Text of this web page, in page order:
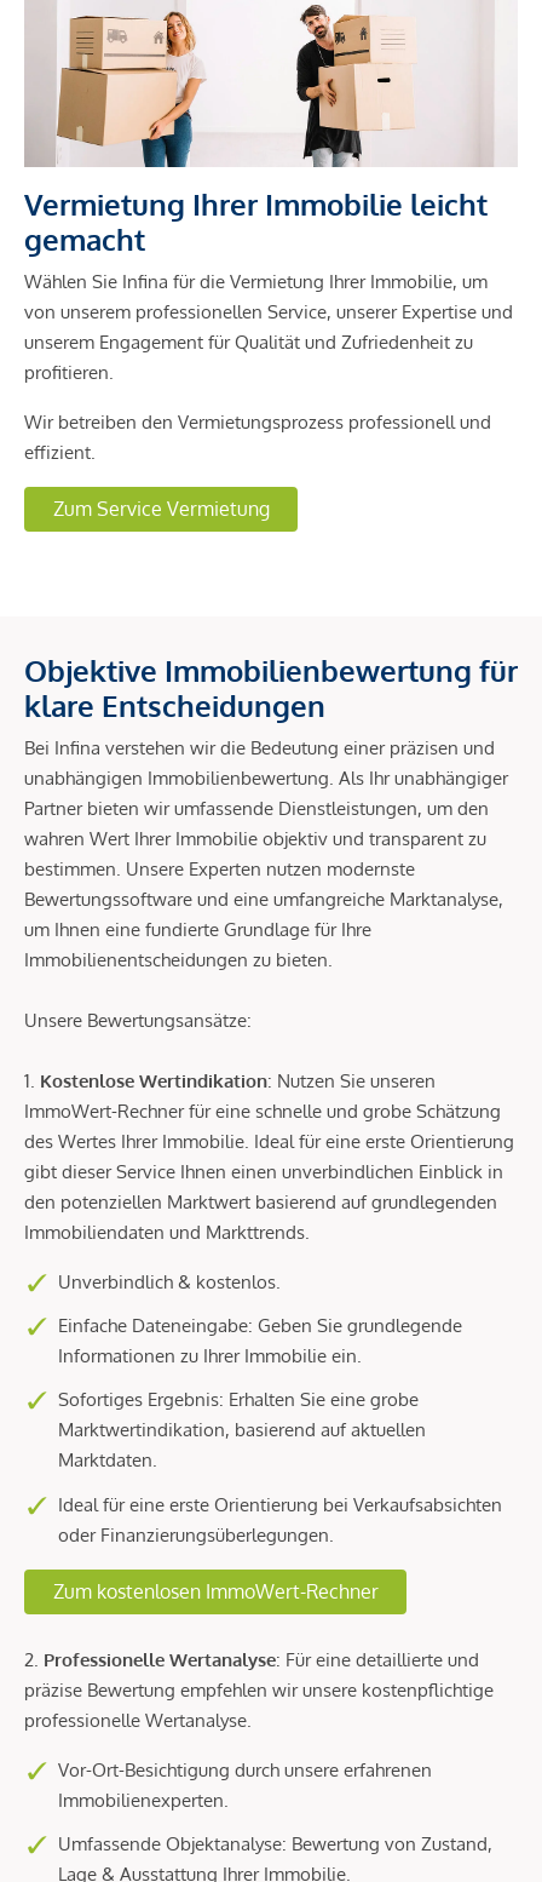
Vermietung Ihrer Immobilie leicht
gemacht
Wählen Sie Infina für die Vermietung Ihrer Immobilie, um
von unserem professionellen Service, unserer Expertise und
unserem Engagement für Qualität und Zufriedenheit zu
profitieren.
Wir betreiben den Vermietungsprozess professionell und
effizient.
Zum Service Vermietung
Objektive Immobilienbewertung für
klare Entscheidungen
Bei Infina verstehen wir die Bedeutung einer präzisen und
unabhängigen Immobilienbewertung. Als Ihr unabhängiger
Partner bieten wir umfassende Dienstleistungen, um den
wahren Wert Ihrer Immobilie objektiv und transparent zu
bestimmen. Unsere Experten nutzen modernste
Bewertungssoftware und eine umfangreiche Marktanalyse,
um Ihnen eine fundierte Grundlage für Ihre
Immobilienentscheidungen zu bieten.
Unsere Bewertungsansätze:
1. Kostenlose Wertindikation: Nutzen Sie unseren
ImmoWert-Rechner für eine schnelle und grobe Schätzung
des Wertes Ihrer Immobilie. Ideal für eine erste Orientierung
gibt dieser Service Ihnen einen unverbindlichen Einblick in
den potenziellen Marktwert basierend auf grundlegenden
Immobiliendaten und Markttrends.
Unverbindlich & kostenlos.
Einfache Dateneingabe: Geben Sie grundlegende
Informationen zu Ihrer Immobilie ein.
Sofortiges Ergebnis: Erhalten Sie eine grobe
Marktwertindikation, basierend auf aktuellen
Marktdaten.
Ideal für eine erste Orientierung bei Verkaufsabsichten
oder Finanzierungsüberlegungen.
Zum kostenlosen ImmoWert-Rechner
2. Professionelle Wertanalyse: Für eine detaillierte und
präzise Bewertung empfehlen wir unsere kostenpflichtige
professionelle Wertanalyse.
Vor-Ort-Besichtigung durch unsere erfahrenen
Immobilienexperten.
Umfassende Objektanalyse: Bewertung von Zustand,
Lage & Ausstattung Ihrer Immobilie.